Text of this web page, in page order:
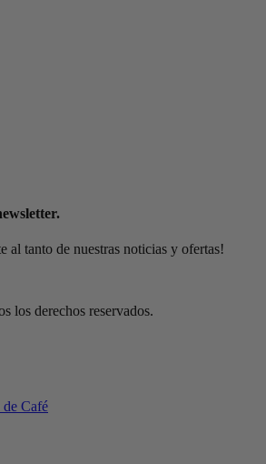
al tanto de nuestras noticias y ofertas!
los derechos reservados.
Café